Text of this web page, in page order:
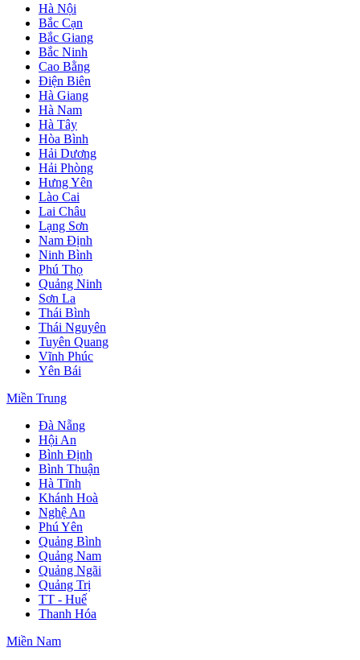
Hà Nội
Bắc Cạn
Bắc Giang
Bắc Ninh
Cao Bằng
Điện Biên
Hà Giang
Hà Nam
Hà Tây
Hòa Bình
Hải Dương
Hải Phòng
Hưng Yên
Lào Cai
Lai Châu
Lạng Sơn
Nam Định
Ninh Bình
Phú Thọ
Quảng Ninh
Sơn La
Thái Bình
Thái Nguyên
Tuyên Quang
Vĩnh Phúc
Yên Bái
Miền Trung
Đà Nẵng
Hội An
Bình Định
Bình Thuận
Hà Tĩnh
Khánh Hoà
Nghệ An
Phú Yên
Quảng Bình
Quảng Nam
Quảng Ngãi
Quảng Trị
TT - Huế
Thanh Hóa
Miền Nam